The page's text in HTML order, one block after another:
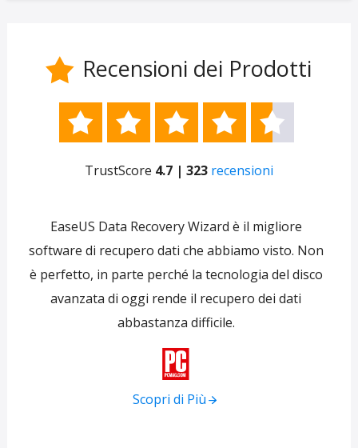
 Recensioni dei Prodotti
    
TrustScore 4.7 | 323 recensioni
EaseUS Data Recovery Wizard è il migliore
software di recupero dati che abbiamo visto. Non
è perfetto, in parte perché la tecnologia del disco
avanzata di oggi rende il recupero dei dati
abbastanza difficile.

Scopri di Più